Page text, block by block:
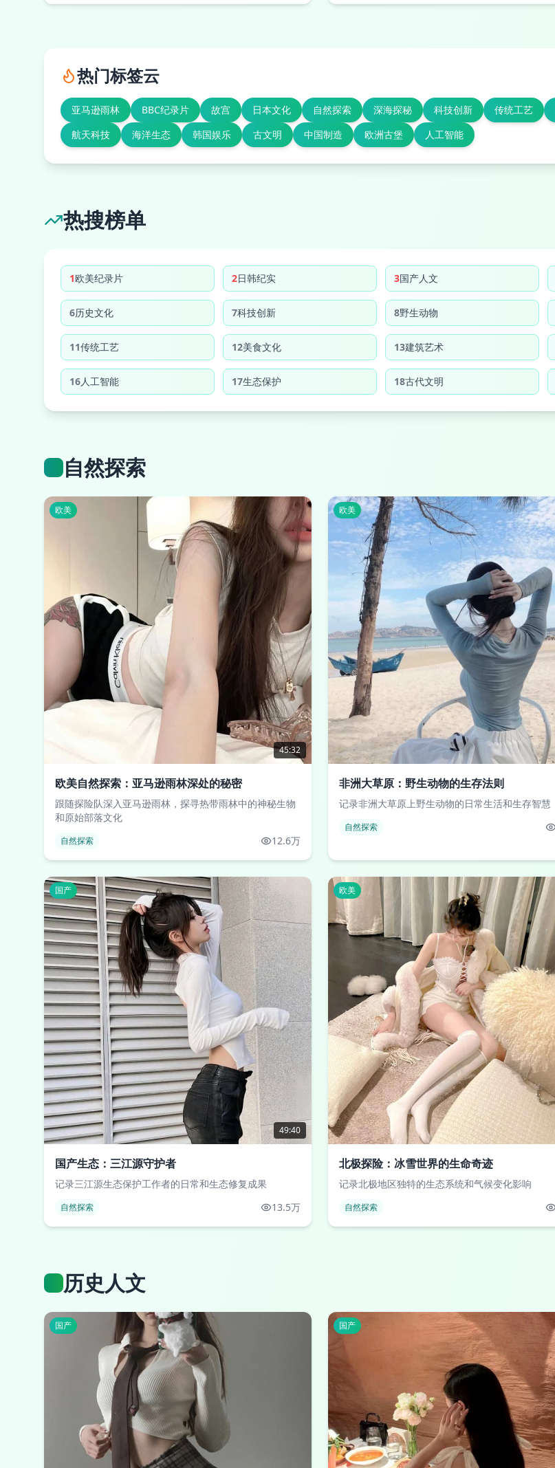
热门标签云
亚马逊雨林 BBC纪录片 故宫 日本文化 自然探索 深海探秘 科技创新 传统工艺
航天科技
海洋生态 韩国娱乐 古文明 中国制造 欧洲古堡 人工智能
热搜榜单
1欧美纪录片 2日韩纪实 3国产人文
6历史文化 7科技创新 8野生动物
11传统工艺 12美食文化 13建筑艺术
16人工智能 17生态保护 18古代文明
自然探索
45:32
欧美
欧美自然探索：亚马逊雨林深处的秘密
跟随探险队深入亚马逊雨林，探寻热带雨林中的神秘生物
和原始部落文化
自然探索 12.6万
欧美
非洲大草原：野生动物的生存法则
记录非洲大草原上野生动物的日常生活和生存智慧
自然探索
49:40
国产
国产生态：三江源守护者
记录三江源生态保护工作者的日常和生态修复成果
自然探索 13.5万
欧美
北极探险：冰雪世界的生命奇迹
记录北极地区独特的生态系统和气候变化影响
自然探索
历史人文
国产 国产